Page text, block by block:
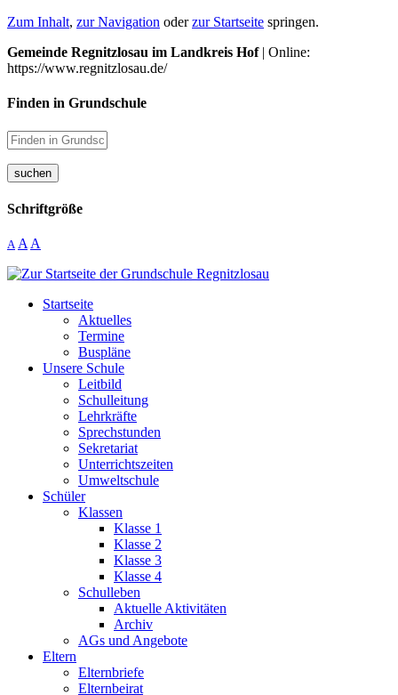
Zum Inhalt, zur Navigation oderzur Startseite springen.
Gemeinde Regnitzlosau im Landkreis Hof| Online:
https://www.regnitzlosau.de/
Finden in Grundschule
suchen
Schriftgröße
A A A
Startseite
Aktuelles
Termine
Buspläne
Unsere Schule
Leitbild
Schulleitung
Lehrkräfte
Sprechstunden
Sekretariat
Unterrichtszeiten
Umweltschule
Schüler
Klassen
Klasse 1
Klasse 2
Klasse 3
Klasse 4
Schulleben
Aktuelle Aktivitäten
Archiv
AGs und Angebote
Eltern
Elternbriefe
Elternbeirat